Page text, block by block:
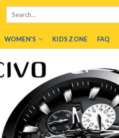
Search
WOMEN’S KIDS ZONE FAQ